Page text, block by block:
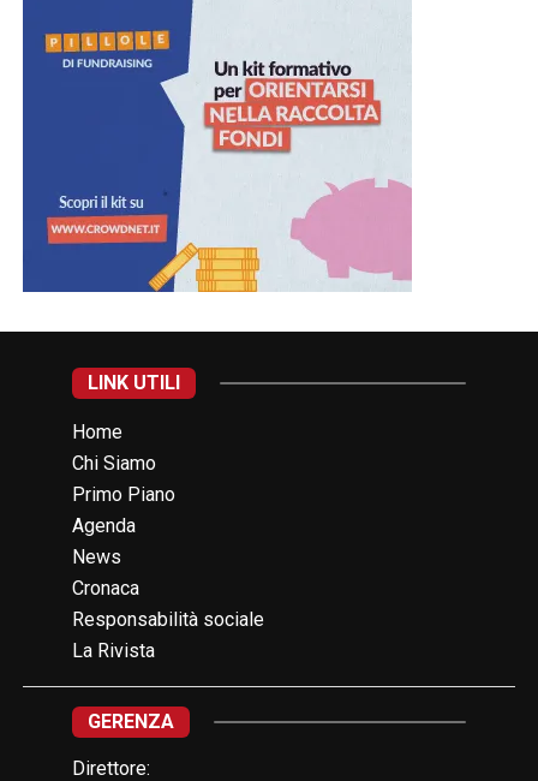
LINK UTILI
Home
Chi Siamo
Primo Piano
Agenda
News
Cronaca
Responsabilità sociale
La Rivista
GERENZA
Direttore: